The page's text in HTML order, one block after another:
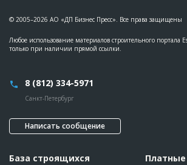
© 2005–2026 АО «ДП Бизнес Пресс». Все права защищены
Любое использование материалов строительного портала
только при наличии прямой ссылки.
8 (812) 334-5971
Санкт-Петербург
Написать сообщение
База строящихся
Платные